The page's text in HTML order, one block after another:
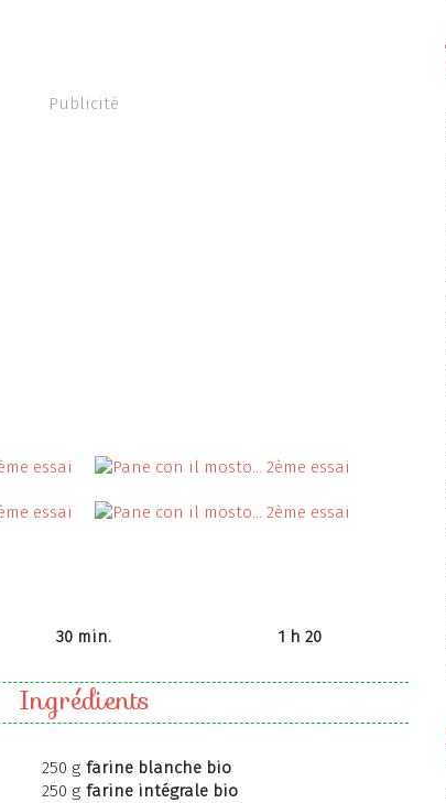
Publicité
30 min. 1 h 20
Ingrédients
250 g
250 g
farine blanche bio
farine intégrale bio